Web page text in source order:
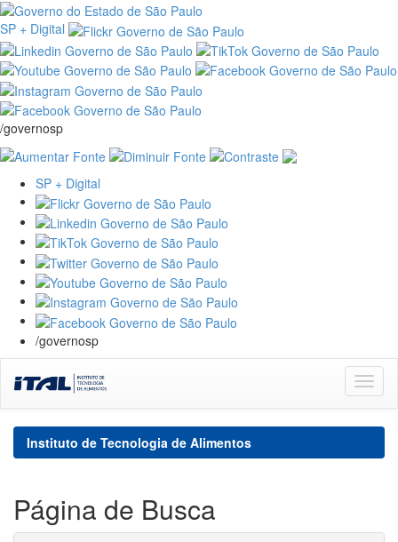
SP + Digital
/governosp
SP + Digital
/governosp
navigation
Instituto de Tecnologia de Alimentos
Página de Busca